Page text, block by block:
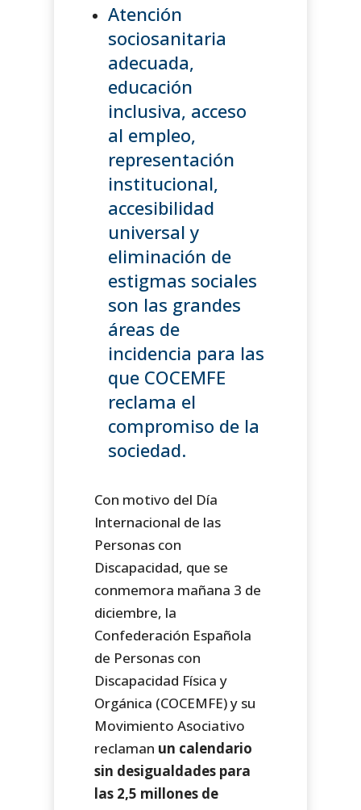
Atención
sociosanitaria
adecuada,
educación
inclusiva, acceso
al empleo,
representación
institucional,
accesibilidad
universal y
eliminación de
estigmas sociales
son las grandes
áreas de
incidencia para las
que COCEMFE
reclama el
compromiso de la
sociedad.
Con motivo del Día
Internacional de las
Personas con
Discapacidad, que se
conmemora mañana 3 de
diciembre, la
Confederación Española
de Personas con
Discapacidad Física y
Orgánica (COCEMFE) y su
Movimiento Asociativo
reclaman un calendario
sin desigualdades para
las 2,5 millones de